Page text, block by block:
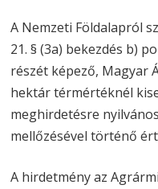
A Nemzeti Földalapról
21. § (3a) bekezdés b)
részét képező, Magyar
hektár térmértéknél
meghirdetésre
mellőzésével történő
A hirdetmény az